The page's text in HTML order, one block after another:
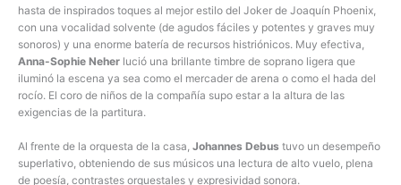
hasta de inspirados toques al mejor estilo del Joker de Joaquín Phoenix,
con una vocalidad solvente (de agudos fáciles y potentes y graves muy
sonoros) y una enorme batería de recursos histriónicos. Muy efectiva,
Anna-Sophie Neher lució una brillante timbre de soprano ligera que
iluminó la escena ya sea como el mercader de arena o como el hada del
rocío. El coro de niños de la compañía supo estar a la altura de las
exigencias de la partitura.
Al frente de la orquesta de la casa, Johannes Debus tuvo un desempeño
superlativo, obteniendo de sus músicos una lectura de alto vuelo, plena
de poesía, contrastes orquestales y expresividad sonora.